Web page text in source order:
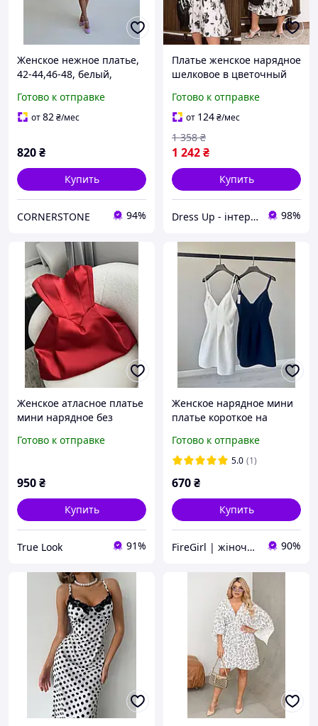
Женское нежное платье,
42-44,46-48, белый,
Готово к отправке
от82₴/мес
820₴
Купить
CORNERSTONE 94%
Платье женское нарядное
шелковое в цветочный
46-68
Готово к отправке
от 124₴/мес
1 242₴
1 358 ₴
Купить
Dress Up - інтернет магазин жіночого одягу 98%
Женское атласное платье
мини нарядное без
шнуровке черное белое
Готово к отправке
950₴
Купить
True Look 91%
Женское нарядное мини
платье короткое на
коктейльное белое
черное синее
Готово к отправке
5.0 (1)
670₴
Купить
FireGirl | жіночий одяг 90%